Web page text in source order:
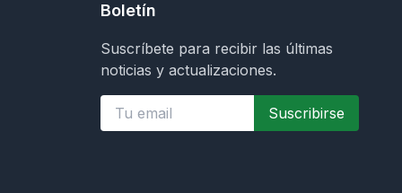
Boletín
Suscríbete para recibir las últimas
noticias y actualizaciones.
Suscribirse